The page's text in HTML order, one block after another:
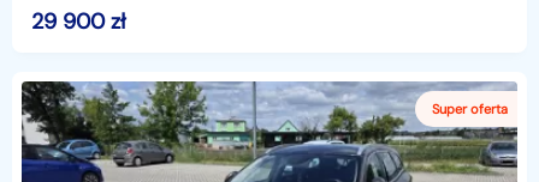
miejsca. Model z 2003 roku, sprowadzony z Niemie
29 900zł